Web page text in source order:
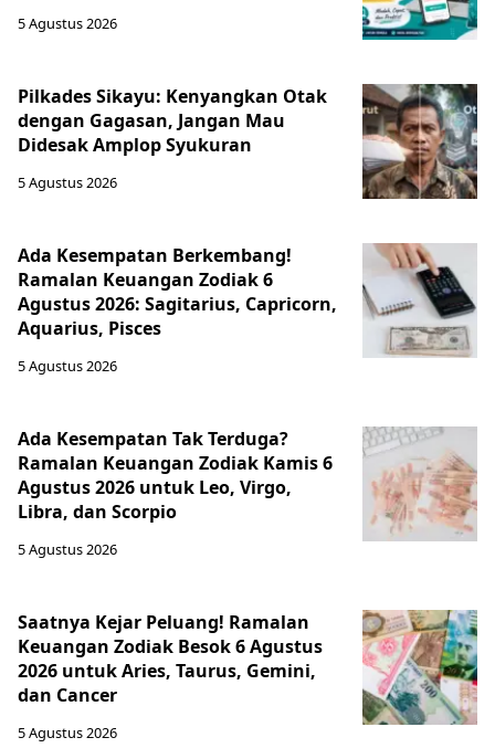
5 Agustus 2026
Pilkades Sikayu: Kenyangkan Otak
dengan Gagasan, Jangan Mau
Didesak Amplop Syukuran
5 Agustus 2026
Ada Kesempatan Berkembang!
Ramalan Keuangan Zodiak 6
Agustus 2026: Sagitarius, Capricorn,
Aquarius, Pisces
5 Agustus 2026
Ada Kesempatan Tak Terduga?
Ramalan Keuangan Zodiak Kamis 6
Agustus 2026 untuk Leo, Virgo,
Libra, dan Scorpio
5 Agustus 2026
Saatnya Kejar Peluang! Ramalan
Keuangan Zodiak Besok 6 Agustus
2026 untuk Aries, Taurus, Gemini,
dan Cancer
5 Agustus 2026